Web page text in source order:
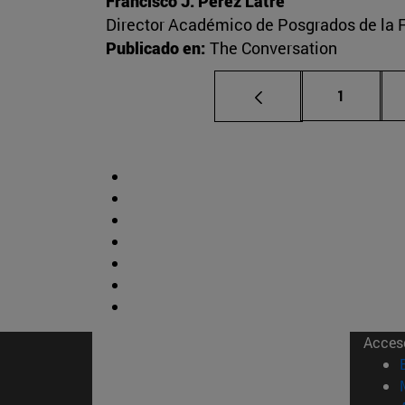
Director Académico de Posgrados de la
Publicado en: The Conversation
Página
1